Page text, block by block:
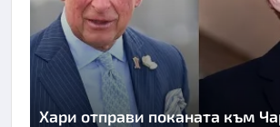
Хари отправи поканата към